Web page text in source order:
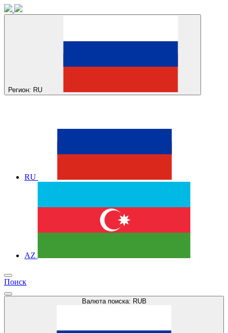
Регион: RU
RU
AZ
Поиск
Валюта поиска: